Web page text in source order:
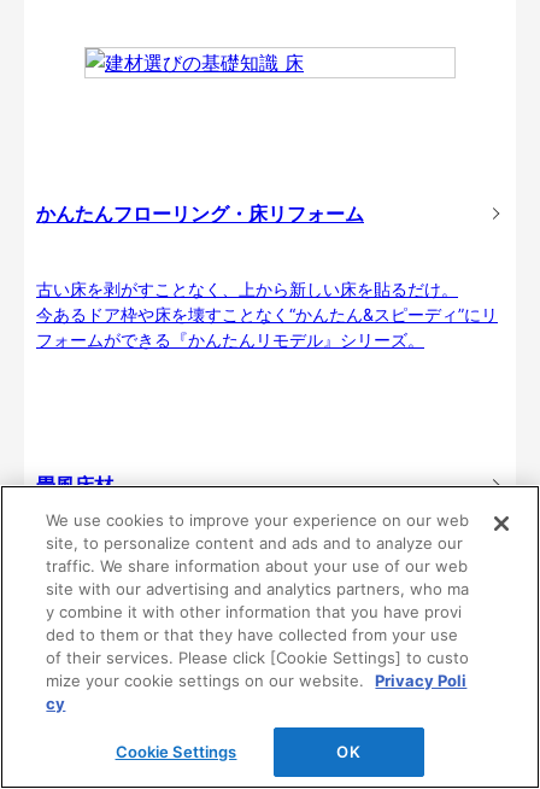
かんたんフローリング・床リフォーム
古い床を剥がすことなく、上から新しい床を貼るだけ。
今あるドア枠や床を壊すことなく“かんたん&スピーディ”にリ
フォームができる『かんたんリモデル』シリーズ。
畳風床材
畳のある暮らしを、置くだけの「置き敷きタイプ」と、簡単
に施工できる「敷き込みタイプ」の2タイプから。くつろぎの
空間づくりを、自由に楽しめます。
We use cookies to improve your experience on our web
site, to personalize content and ads and to analyze our
traffic. We share information about your use of our web
site with our advertising and analytics partners, who ma
y combine it with other information that you have provi
ded to them or that they have collected from your use
of their services. Please click [Cookie Settings] to custo
mize your cookie settings on our website.
Privacy Poli
cy
Cookie Settings OK